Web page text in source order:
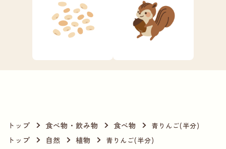
トップ 食べ物・飲み物 食べ物 青りんご(半分)
トップ 自然 植物 青りんご(半分)